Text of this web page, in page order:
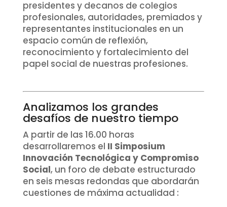
presidentes y decanos de colegios
profesionales, autoridades, premiados y
representantes institucionales en un
espacio común de reflexión,
reconocimiento y fortalecimiento del
papel social de nuestras profesiones.
Analizamos los grandes
desafíos de nuestro tiempo
A partir de las 16.00 horas
desarrollaremos el II Simposium
Innovación Tecnológica y Compromiso
Social, un foro de debate estructurado
en seis mesas redondas que abordarán
cuestiones de máxima actualidad :